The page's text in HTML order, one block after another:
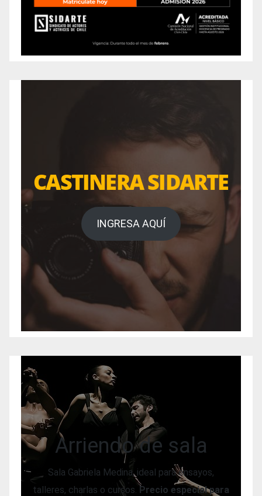
CASTINERA SIDARTE
INGRESA AQUÍ
Arriendo de sala
Sala Gabriela Medina, ideal para ensayos,
talleres, charlas o cursos. Precio especial para